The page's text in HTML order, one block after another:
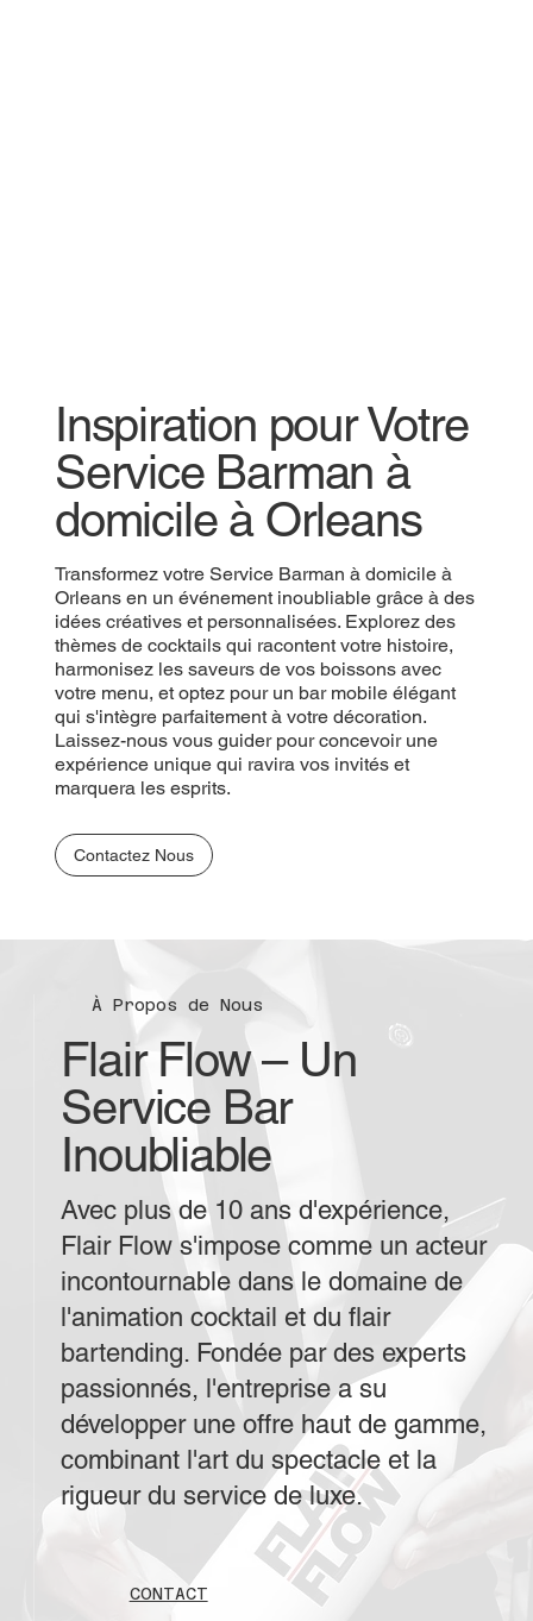
Inspiration pour Votre
Service Barman à
domicile à Orleans
Transformez votre Service Barman à domicile à
Orleans en un événement inoubliable grâce à des
idées créatives et personnalisées. Explorez des
thèmes de cocktails qui racontent votre histoire,
harmonisez les saveurs de vos boissons avec
votre menu, et optez pour un bar mobile élégant
qui s'intègre parfaitement à votre décoration.
Laissez-nous vous guider pour concevoir une
expérience unique qui ravira vos invités et
marquera les esprits.
Contactez Nous
À Propos de Nous
Flair Flow – Un
Service Bar
Inoubliable
CONTACT
Avec plus de 10 ans d'expérience,
Flair Flow s'impose comme un acteur
incontournable dans le domaine de
l'animation cocktail et du flair
bartending. Fondée par des experts
passionnés, l'entreprise a su
développer une offre haut de gamme,
combinant l'art du spectacle et la
rigueur du service de luxe.